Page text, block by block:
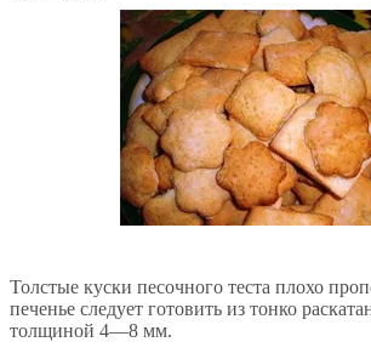
Толстые куски песочного теста плохо
печенье следует готовить из тонко
толщиной 4—8 мм.